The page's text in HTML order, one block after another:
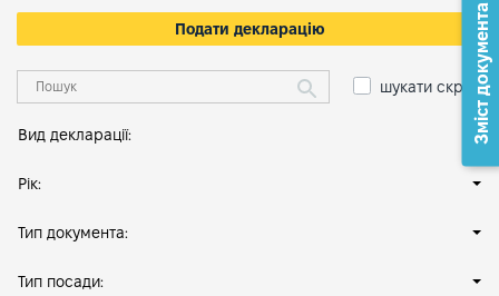
Подати декларацію
шукати скрізь
Вид декларації:
Рік:
Тип документа:
Тип посади:
Зміст документа